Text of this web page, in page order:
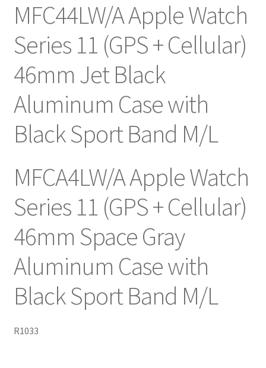
MFC44LW/A Apple Watch
Series 11 (GPS + Cellular)
46mm Jet Black
Aluminum Case with
Black Sport Band M/L
MFCA4LW/A Apple Watch
Series 11 (GPS + Cellular)
46mm Space Gray
Aluminum Case with
Black Sport Band M/L
R1033